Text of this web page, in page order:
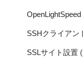
OpenLightSpeed
SSHクライアン
SSLサイト設置